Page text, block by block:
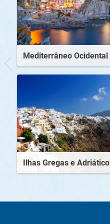
Mediterrâneo Ocidental
Ilhas Gregas e Adriático